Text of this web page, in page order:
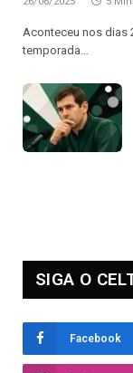
Aconteceu nos dias
temporada…
SIGA O
Facebook